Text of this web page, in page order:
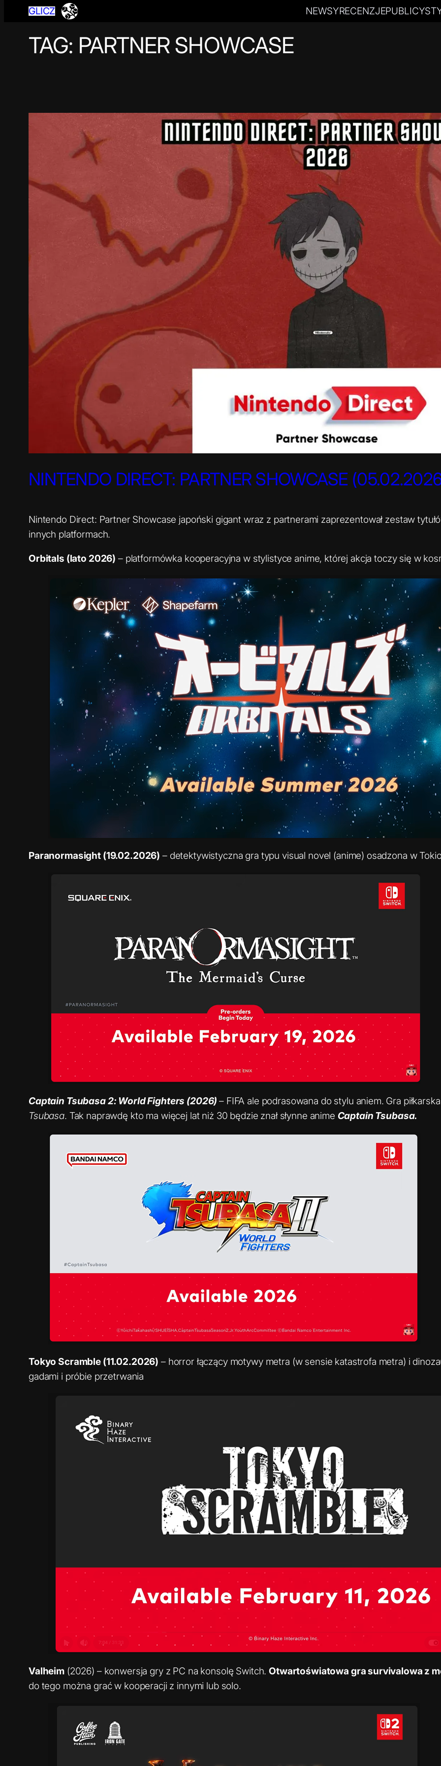
GLICZ NEWSYRECENZJE
TAG: PARTNER SHOWCASE
NINTENDO DIRECT: PARTNER SHOWCASE
Nintendo Direct: Partner Showcase japoński gigant wraz z partnerami zaprezentował zestaw
innych platformach.
Orbitals (lato 2026) – platformówka kooperacyjna w stylistyce anime, której akcja toczy się w
Paranormasight (19.02.2026) – detektywistyczna gra typu visual novel (anime) osadzona w
Captain Tsubasa 2: World Fighters (2026)– FIFA ale podrasowana do stylu aniem. Gra
Tsubasa. Tak naprawdę kto ma więcej lat niż 30 będzie znał słynne anime Captain Tsubasa.
Tokyo Scramble (11.02.2026) – horror łączący motywy metra (w sensie katastrofa metra) i
gadami i próbie przetrwania
Valheim (2026) – konwersja gry z PC na konsolę Switch.Otwartoświatowa gra survivalowa z
do tego można grać w kooperacji z innymi lub solo.